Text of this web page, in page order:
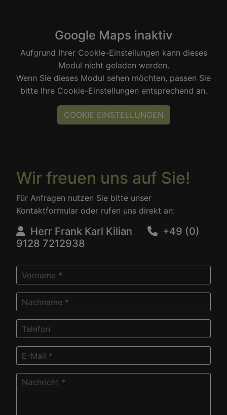
Google Maps inaktiv
Aufgrund Ihrer Cookie-Einstellungen kann dieses
Modul nicht geladen werden.
Wenn Sie dieses Modul sehen möchten, passen Sie
bitte Ihre Cookie-Einstellungen entsprechend an.
COOKIE EINSTELLUNGEN
Wir freuen uns auf Sie!
Für Anfragen nutzen Sie bitte unser
Kontaktformular oder rufen uns direkt an:
Herr Frank Karl Kilian
+49 (0)
9128 7212938